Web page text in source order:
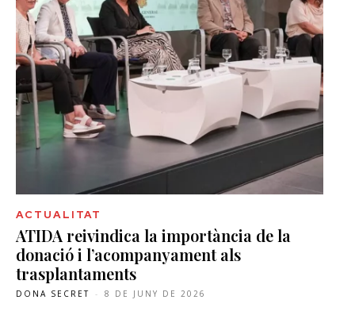
ACTUALITAT
ATIDA reivindica la importància de la
donació i l’acompanyament als
trasplantaments
DONA SECRET - 8 DE JUNY DE 2026